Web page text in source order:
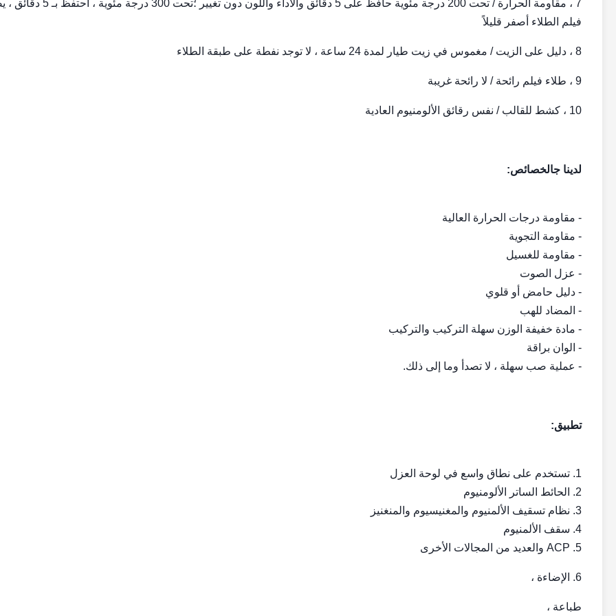
7 ، مقاومة الحرارة / تحت 200 درجة مئوية حافظ على 5 دقائق والأداء واللون دون تغيير
فيلم الطلاء أصفر قليلاً
8 ، دليل على الزيت / مغموس في زيت طيار لمدة 24 ساعة ، لا توجد نفطة على طبقة الطلاء
9 ، طلاء فيلم رائحة / لا رائحة غريبة
10 ، كشط للقالب / نفس رقائق الألومنيوم العادية
لدينا جالخصائص:
- مقاومة درجات الحرارة العالية
- مقاومة التجوية
- مقاومة للغسيل
- عزل الصوت
- دليل حامض أو قلوي
- المضاد للهب
- مادة خفيفة الوزن سهلة التركيب والتركيب
- الوان براقة
- عملية صب سهلة ، لا تصدأ وما إلى ذلك.
تطبيق:
1. تستخدم على نطاق واسع في لوحة العزل
2. الحائط الساتر الألومنيوم
3. نظام تسقيف الألمنيوم والمغنيسيوم والمنغنيز
4. سقف الألمنيوم
5. ACP والعديد من المجالات الأخرى
6. الإضاءة ،
طباعة ،